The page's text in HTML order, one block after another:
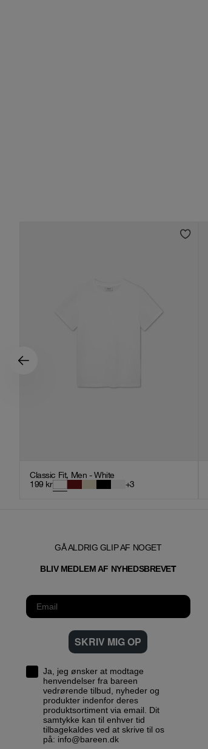
Classic Fit, Men - White
199 kr +3
GÅ ALDRIG GLIP AF NOGET
BLIV MEDLEM AF NYHEDSBREVET
SKRIV MIG OP
Ja, jeg ønsker at modtage
henvendelser fra bareen
vedrørende tilbud, nyheder og
produkter indenfor deres
produktsortiment via email. Dit
samtykke kan til enhver tid
tilbagekaldes ved at skrive til os
på: info@bareen.dk